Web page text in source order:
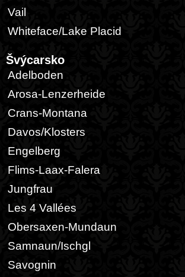
Vail
Whiteface/Lake Placid
Švýcarsko
Adelboden
Arosa-Lenzerheide
Crans-Montana
Davos/Klosters
Engelberg
Flims-Laax-Falera
Jungfrau
Les 4 Vallées
Obersaxen-Mundaun
Samnaun/Ischgl
Savognin